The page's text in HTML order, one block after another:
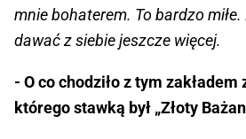
mnie bohaterem. To bardzo
dawać z siebie jeszcze więcej.
- O co chodziło z tym zakładem
którego stawką był „Złoty